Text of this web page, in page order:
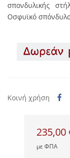
σπονδυλικής
Οσφυϊκό
Κοινή χρήση
235,00
με ΦΠΑ